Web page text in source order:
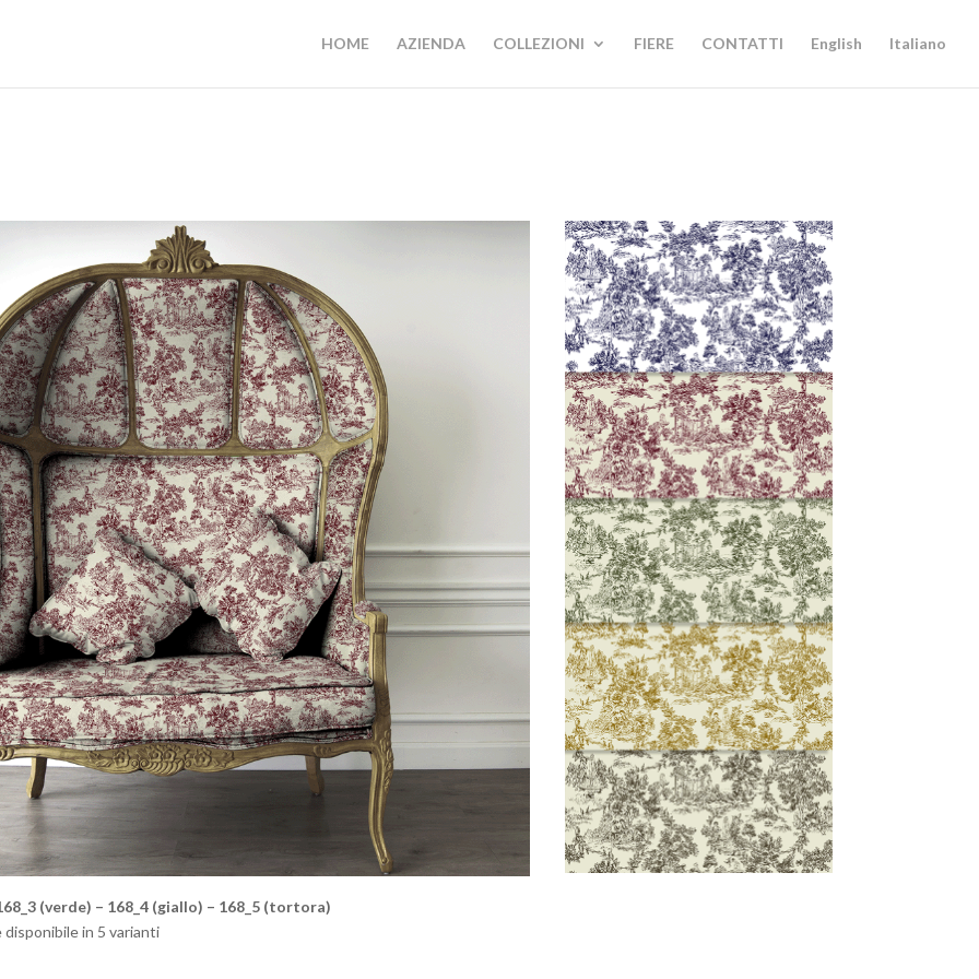
HOME AZIENDA COLLEZIONI FIERE CONTATTI English Italiano
(verde) – 168_4 (giallo) – 168_5 (tortora)
in 5 varianti